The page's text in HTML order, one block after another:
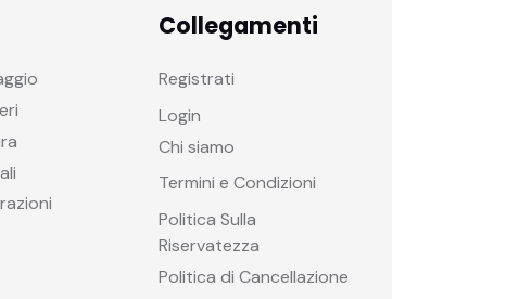
Collegamenti
Registrati
Login
Chi siamo
Termini e Condizioni
Politica Sulla
Riservatezza
Politica di Cancellazione